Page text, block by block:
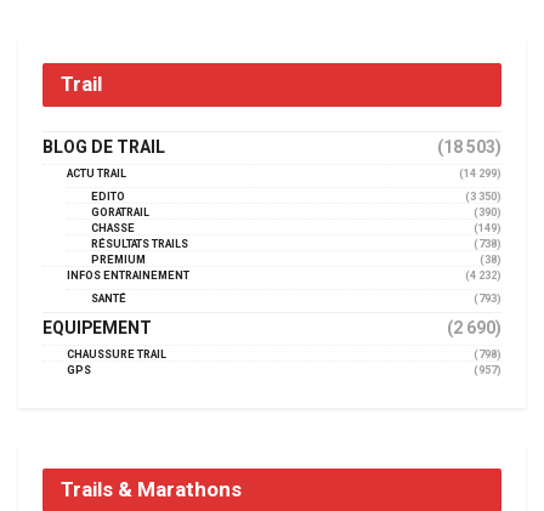
Trail
BLOG DE TRAIL (18 503)
ACTU TRAIL
(14 299)
EDITO
(3 350)
GORATRAIL
(390)
CHASSE
(149)
RÉSULTATS TRAILS
(738)
PREMIUM
(38)
INFOS ENTRAINEMENT
(4 232)
SANTÉ
(793)
EQUIPEMENT (2 690)
CHAUSSURE TRAIL
(798)
GPS
(957)
Trails & Marathons